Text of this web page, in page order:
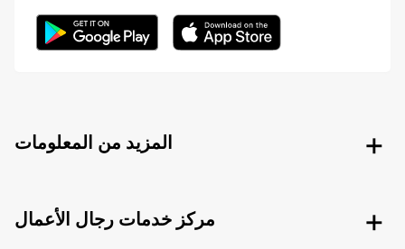
المزيد من المعلومات
مركز خدمات رجال الأعمال